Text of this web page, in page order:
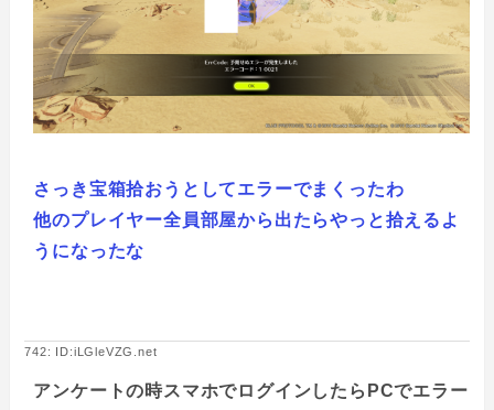
さっき宝箱拾おうとしてエラーでまくったわ
他のプレイヤー全員部屋から出たらやっと拾えるよ
うになったな
742: ID:iLGleVZG.net
アンケートの時スマホでログインしたらPCでエラー